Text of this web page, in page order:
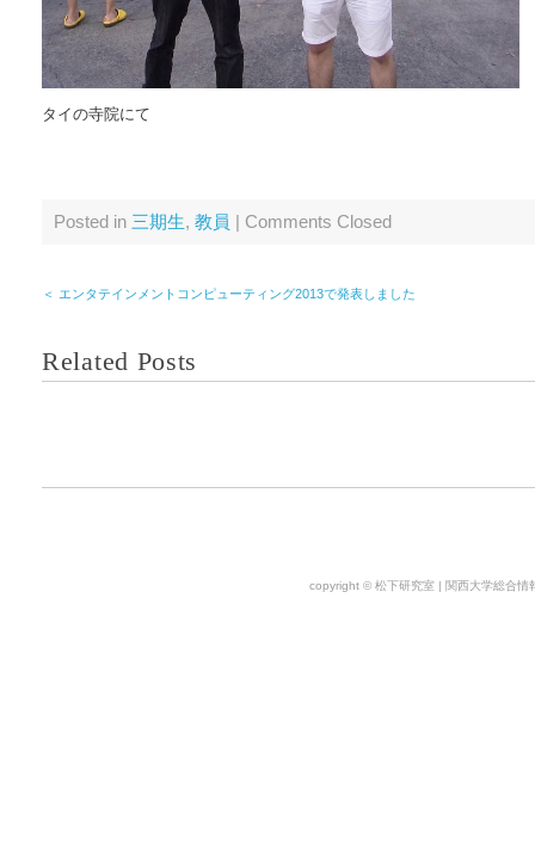
タイの寺院にて
Posted in 三期生, 教員 | Comments Closed
＜ エンタテインメントコンピューティング2013で発表しました
Related Posts
copyright © 松下研究室 | 関西大学総合